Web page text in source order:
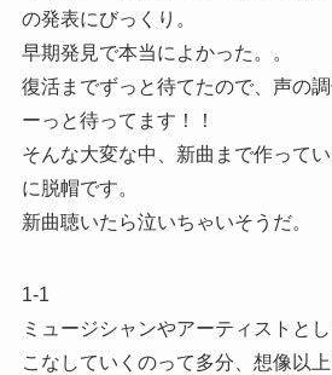
の発表にびっくり。
早期発見で本当によかった。。
復活までずっと待てたので、声の
ーっと待ってます！！
そんな大変な中、新曲まで作って
に脱帽です。
新曲聴いたら泣いちゃいそうだ。
1-1
ミュージシャンやアーティストと
こなしていくのって多分、想像以